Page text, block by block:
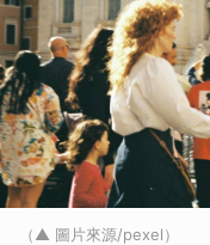
（▲ 圖片來源/pexel）